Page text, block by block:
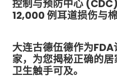
控制与预防中心
12,000 例耳道损伤与
大连古德伍德作为
家，为您揭秘正确的
卫生触手可及。